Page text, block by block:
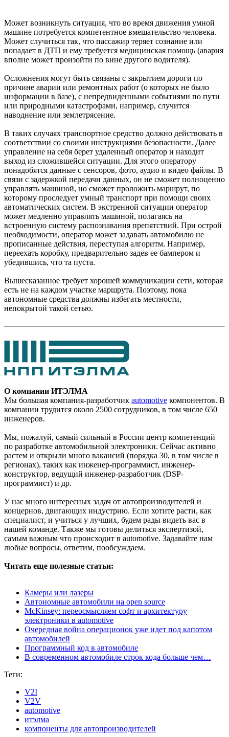
Может возникнуть ситуация, что во время движения умной
машине потребуется компетентное вмешательство человека.
Может случиться так, что пассажир теряет сознание или
попадает в ДТП и ему требуется медицинская помощь (авария
вполне может произойти по вине другого водителя).
Осложнения могут быть связаны с закрытием дороги по
причине аварии или ремонтных работ (о которых не было
информации в базе), с непредвиденными событиями по пути
или природными катастрофами, например, случится
наводнение или землетрясение.
В таких случаях транспортное средство должно действовать в
соответствии со своими инструкциями безопасности. Далее
управление на себя берет удаленный оператор и находит
выход из сложившейся ситуации. Для этого оператору
понадобятся данные с сенсоров, фото, аудио и видео файлы. В
связи с задержкой передачи данных, он не сможет полноценно
управлять машиной, но сможет проложить маршрут, по
которому проследует умный транспорт при помощи своих
автоматических систем. В экстренной ситуации оператор
может медленно управлять машиной, полагаясь на
встроенную систему распознавания препятствий. При острой
необходимости, оператор может задавать автомобилю не
прописанные действия, переступая алгоритм. Например,
переехать коробку, предварительно задев ее бампером и
убедившись, что та пуста.
Вышесказанное требует хорошей коммуникации сети, которая
есть не на каждом участке маршрута. Поэтому, пока
автономные средства должны избегать местности,
непокрытой такой сетью.
О компании ИТЭЛМА
Мы большая компания-разработчик automotive компонентов. В
компании трудится около 2500 сотрудников, в том числе 650
инженеров.
Мы, пожалуй, самый сильный в России центр компетенций
по разработке автомобильной электроники. Сейчас активно
растем и открыли много вакансий (порядка 30, в том числе в
регионах), таких как инженер-программист, инженер-
конструктор, ведущий инженер-разработчик (DSP-
программист) и др.
У нас много интересных задач от автопроизводителей и
концернов, двигающих индустрию. Если хотите расти, как
специалист, и учиться у лучших, будем рады видеть вас в
нашей команде. Также мы готовы делиться экспертизой,
самым важным что происходит в automotive. Задавайте нам
любые вопросы, ответим, пообсуждаем.
Читать еще полезные статьи:
Камеры или лазеры
Автономные автомобили на open source
McKinsey: переосмысляем софт и архитектуру
электроники в automotive
Очередная война операционок уже идет под капотом
автомобилей
Программный код в автомобиле
В современном автомобиле строк кода больше чем…
Теги:
V2I
V2V
automotive
итэлма
компоненты для автопроизводителей